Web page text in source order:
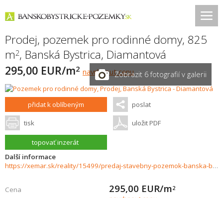
Prodej, pozemek pro rodinné domy, 825
m2, Banská Bystrica, Diamantová
295,00 EUR/m2 navrhnout cenuZobrazit 6 fotografií v galerii
přidat k oblíbeným poslat
tisk uložit PDF
topovať inzerát
Další informace
https://xemar.sk/reality/15499/predaj-stavebny-pozemok-banska-bystrica
Cena 295,00 EUR/m2